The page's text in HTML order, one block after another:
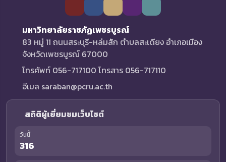
มหาวิทยาลัยราชภัฏเพชรบูรณ์
83 หมู่ 11 ถนนสระบุรี-หล่มสัก ตำบลสะเดียง อำเภอเมือง
จังหวัดเพชรบูรณ์ 67000
โทรศัพท์ 056-717100 โทรสาร 056-717110
อีเมล saraban@pcru.ac.th
สถิติผู้เยี่ยมชมเว็บไซต์
วันนี้
316